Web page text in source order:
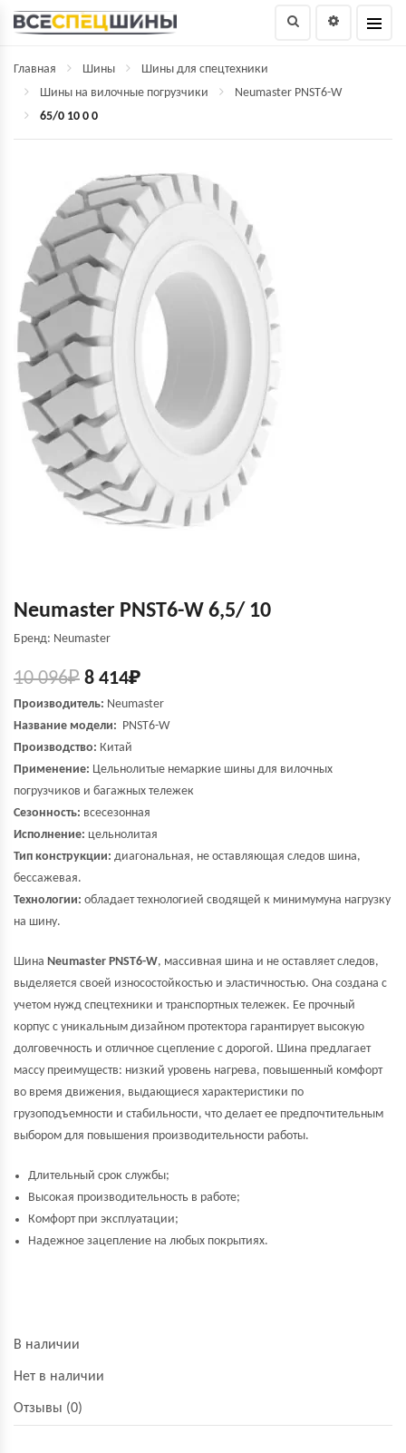
Главная Шины
Шины для спецтехники
Шины на вилочные погрузчики
Neumaster PNST6-W
65/0 10 0 0
Neumaster PNST6-W 6,5/ 10
Бренд: Neumaster
10 096₽ 8 414₽
Производитель: Neumaster
Название модели: PNST6-W
Производство: Китай
Применение: Цельнолитые немаркие шины для вилочных
погрузчиков и багажных тележек
Сезонность: всесезонная
Исполнение: цельнолитая
Тип конструкции: диагональная, не оставляющая следов шина,
бессажевая.
Технологии: обладает технологией сводящей к минимумуна нагрузку
на шину.
Шина Neumaster PNST6-W, массивная шина и не оставляет следов,
выделяется своей износостойкостью и эластичностью. Она создана с
учетом нужд спецтехники и транспортных тележек. Ее прочный
корпус с уникальным дизайном протектора гарантирует высокую
долговечность и отличное сцепление с дорогой. Шина предлагает
массу преимуществ: низкий уровень нагрева, повышенный комфорт
во время движения, выдающиеся характеристики по
грузоподъемности и стабильности, что делает ее предпочтительным
выбором для повышения производительности работы.
Длительный срок службы;
Высокая производительность в работе;
Комфорт при эксплуатации;
Надежное зацепление на любых покрытиях.
В наличии
Нет в наличии
Отзывы (0)